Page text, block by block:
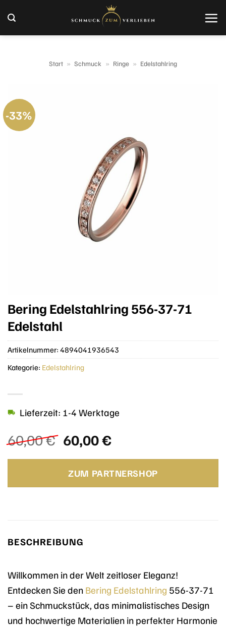
Inhalt
springen
Start » Schmuck » Ringe » Edelstahlring
-33%
Bering Edelstahlring 556-37-71
Edelstahl
60,00€ Ursprünglicher
Preis
war:
60,00 €
60,00€Aktueller
ist:
60,00 €.
Lieferzeit: 1-4 Werktage
ZUM PARTNERSHOP
Artikelnummer: 4894041936543
Kategorie: Edelstahlring
BESCHREIBUNG
Willkommen in der Welt zeitloser Eleganz!
Entdecken Sie den Bering Edelstahlring 556-37-71
– ein Schmuckstück, das minimalistisches Design
und hochwertige Materialien in perfekter Harmonie